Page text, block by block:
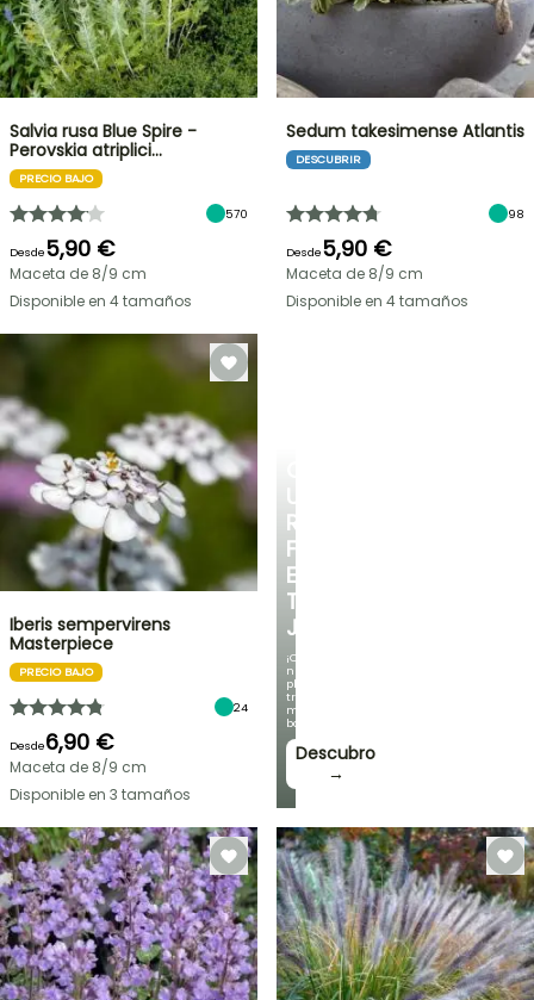
UN
RINCÓN
FRESCO
EN
TU
JARDÍN
¡Con
nuestras
plantas
trepadoras
más
bonitas!
Descubro
→
Salvia rusa Blue Spire -
Perovskia atriplici…
PRECIO BAJO
570
Desde5,90 €
Maceta de 8/9 cm
Disponible en 4 tamaños
Sedum takesimense Atlantis
DESCUBRIR
98
Desde5,90 €
Maceta de 8/9 cm
Disponible en 4 tamaños
Iberis sempervirens
Masterpiece
PRECIO BAJO
24
Desde6,90 €
Maceta de 8/9 cm
Disponible en 3 tamaños